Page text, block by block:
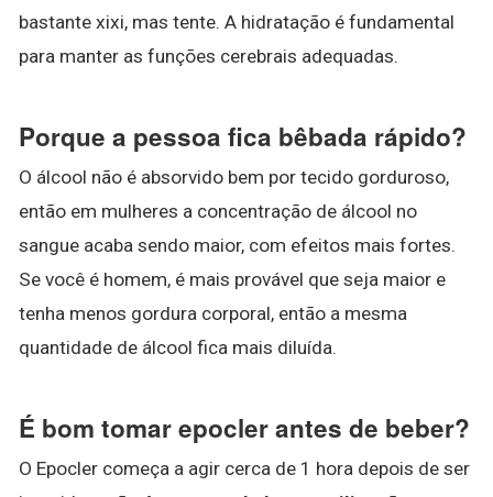
bastante xixi, mas tente. A hidratação é fundamental
para manter as funções cerebrais adequadas.
Porque a pessoa fica bêbada rápido?
O álcool não é absorvido bem por tecido gorduroso,
então em mulheres a concentração de álcool no
sangue acaba sendo maior, com efeitos mais fortes.
Se você é homem, é mais provável que seja maior e
tenha menos gordura corporal, então a mesma
quantidade de álcool fica mais diluída.
É bom tomar epocler antes de beber?
O Epocler começa a agir cerca de 1 hora depois de ser